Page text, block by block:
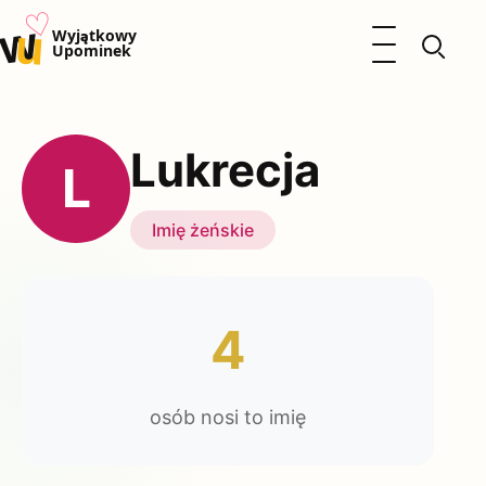
u♡Wyjątkowy
Upominek
Otwórz menu
Kalendarz Imienin
Kobieta
Okazje
Katalog prezentów
L Lukrecja
Imię żeńskie
4
osób nosi to imię